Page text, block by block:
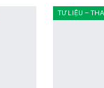
TƯ LIỆU –